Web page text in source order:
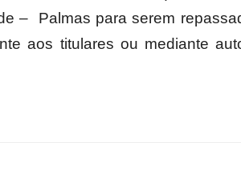
– Palmas para serem
aos titulares ou mediante